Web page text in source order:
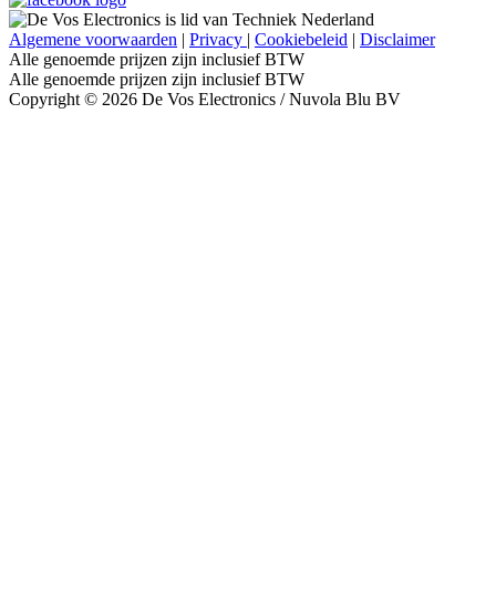
Algemene voorwaarden | Privacy | Cookiebeleid | Disclaimer
Alle genoemde prijzen zijn inclusief BTW
Alle genoemde prijzen zijn inclusief BTW
Copyright © 2026 De Vos Electronics / Nuvola Blu BV